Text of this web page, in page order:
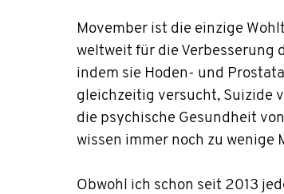
Movember ist die einzige
weltweit für die Verbesserung
indem sie Hoden- und
gleichzeitig versucht, Suizide
die psychische Gesundheit
wissen immer noch zu wenige
Obwohl ich schon seit 2013